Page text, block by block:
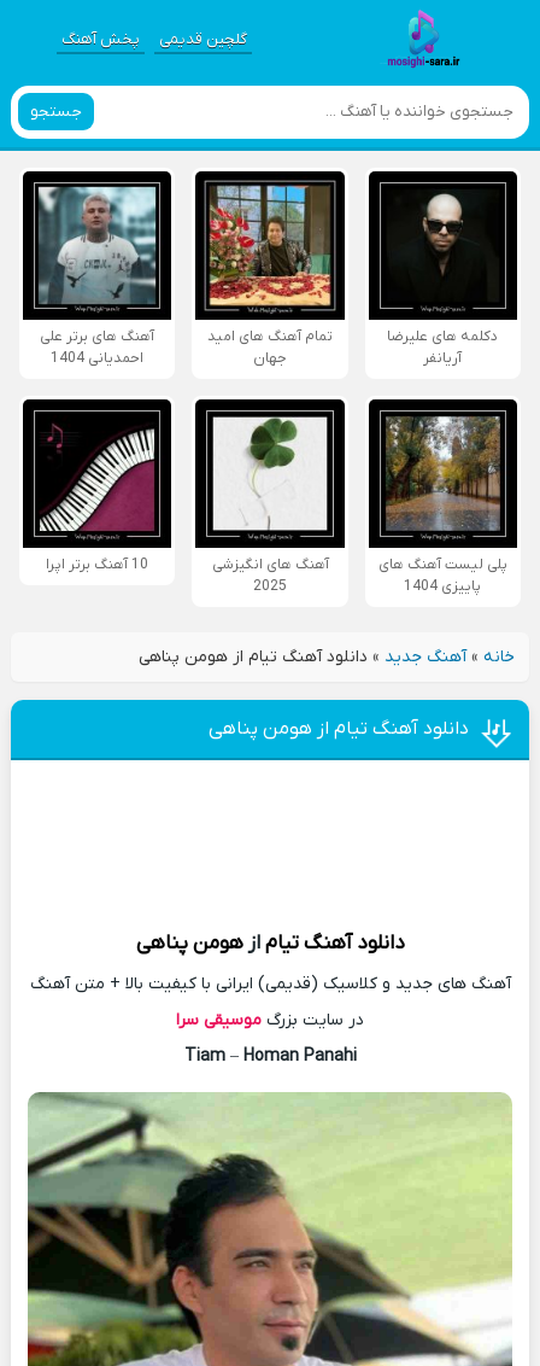
گلچین قدیمی پخش آهنگ
جستجو
دکلمه های علیرضا
آریانفر
تمام آهنگ های امید
جهان
آهنگ های برتر علی
احمدیانی 1404
پلی لیست آهنگ های
پاییزی 1404
آهنگ های انگیزشی
2025
10 آهنگ برتر اپرا
خانه»آهنگ جدید » دانلود آهنگ تیام از هومن پناهی
دانلود آهنگ تیام از هومن پناهی
دانلود آهنگ تیام ازهومن پناهی
آهنگ های جدید و کلاسیک (قدیمی) ایرانی با کیفیت بالا + متن آهنگ
در سایت بزرگ موسیقی سرا
Tiam– Homan Panahi